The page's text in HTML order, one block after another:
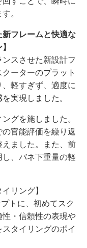
。
新フレームと快適な
スさせた新設計フ
ーターのプラット
軽すぎず、適度に
実現しました。
グを施しました。
官能評価を繰り返
えました。また、前
、バネ下重量の軽
リング】
プトに、初めてスク
・信頼性の表現や
タイリングのポイ